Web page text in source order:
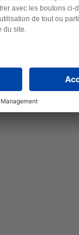
au délire
- Stop au délire